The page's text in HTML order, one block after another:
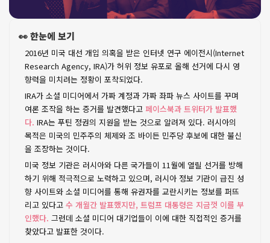
👀 한눈에 보기
2016년 미국 대선 개입 의혹을 받은 인터넷 연구 에이전시(Internet
Research Agency, IRA)가 허위 정보 유포로 올해 선거에 다시 영
향력을 미치려는 정황이 포착되었다.
IRA가 소셜 미디어에서 가짜 계정과 가짜 좌파 뉴스 사이트를 꾸며
여론 조작을 하는 증거를 발견했다고 페이스북과 트위터가 발표했
다. IRA는 푸틴 정권의 지원을 받는 것으로 알려져 있다. 러시아의
목적은 미국의 민주주의 체제와 조 바이든 민주당 후보에 대한 불신
을 조장하는 것이다.
미국 정보 기관은 러시아와 다른 국가들이 11월에 열릴 선거를 방해
하기 위해 적극적으로 노력하고 있으며, 러시아 정보 기관이 급진 성
향 사이트와 소셜 미디어를 통해 유권자를 교란시키는 정보를 퍼뜨
리고 있다고 수 개월간 발표했지만, 트럼프 대통령은 지금껏 이를 부
인했다. 그런데 소셜 미디어 대기업들이 이에 대한 직접적인 증거를
찾았다고 발표한 것이다.